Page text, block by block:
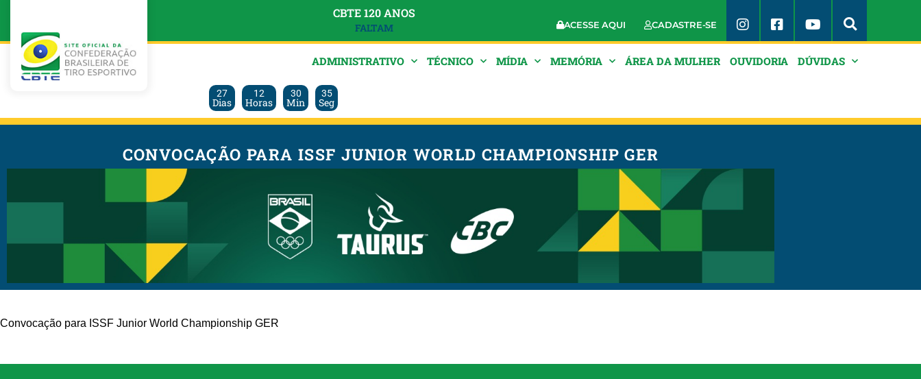
CBTE 120 ANOS
FALTAM ACESSE AQUI CADASTRE-SE
ADMINISTRATIVO TÉCNICO MÍDIA MEMÓRIA ÁREA DA MULHER OUVIDORIA DÚVIDAS
27
Dias
12
Horas
30
Min
35
Seg
CONVOCAÇÃO PARA ISSF JUNIOR WORLD CHAMPIONSHIP GER
Convocação para ISSF Junior World Championship GER